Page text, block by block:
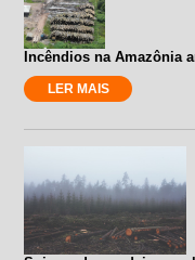
Incêndios na Amazônia
LER MAIS